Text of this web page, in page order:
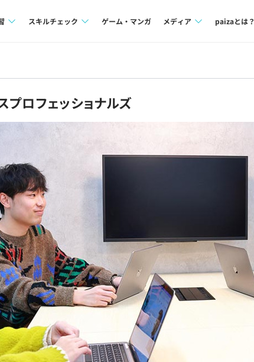
択課題
プラン
人向けプラン
人向けプラン
校向けプラン
約内容・クーポン
スキルチェック
評価結果一覧
再チャレンジ結果一覧
ゲーム・マンガ メディア paizaとは？
プロフェッショナルズ